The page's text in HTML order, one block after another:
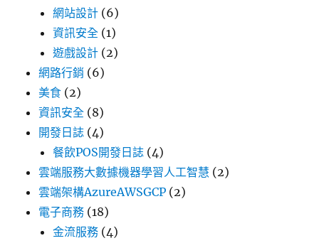
網站設計 (6)
資訊安全 (1)
遊戲設計 (2)
網路行銷 (6)
美食 (2)
資訊安全 (8)
開發日誌 (4)
餐飲POS開發日誌 (4)
雲端服務大數據機器學習人工智慧 (2)
雲端架構AzureAWSGCP (2)
電子商務 (18)
金流服務 (4)